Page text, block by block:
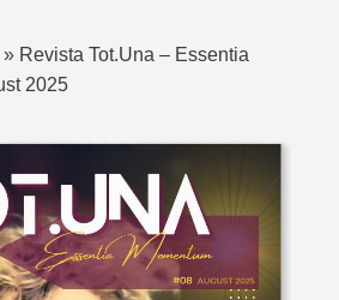
» Revista Tot.Una – Essentia
2025